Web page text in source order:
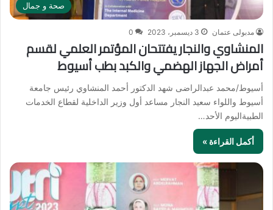
صحة و جمال
مدبولى عتمان 3 ديسمبر، 2023 0
المنشاوي والنجار يفتتحان المؤتمر العلمي لقسم
أمراض الجهاز الهضمي والكبد بطب أسيوط
أسيوط/محمد عبدالراضى شهد الدكتور أحمد المنشاوي رئيس جامعة
أسيوط واللواء سعيد النجار مساعد أول وزير الداخلية لقطاع الخدمات
الطبيةاليوم الأحد…
أكمل القراءة »